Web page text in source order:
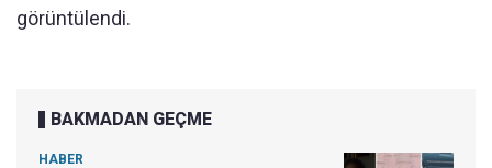
görüntülendi.
BAKMADAN GEÇME
HABER